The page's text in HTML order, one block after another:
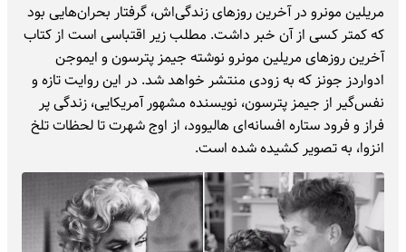
مریلین مونرو در آخرین روزهای زندگی‌اش، گرفتار بحران‌هایی بود
که کمتر کسی از آن خبر داشت. مطلب زیر اقتباسی است از کتاب
آخرین روزهای مریلین مونرو نوشته جیمز پترسون و ایموجن
ادواردز جونز که به زودی منتشر خواهد شد. در این روایت تازه و
نفس‌گیر از جیمز پترسون، نویسنده‌ مشهور آمریکایی، زندگی پر
فراز و فرود ستاره‌ افسانه‌ای هالیوود، از اوج شهرت تا لحظات تلخ
انزوا، به تصویر کشیده شده است.